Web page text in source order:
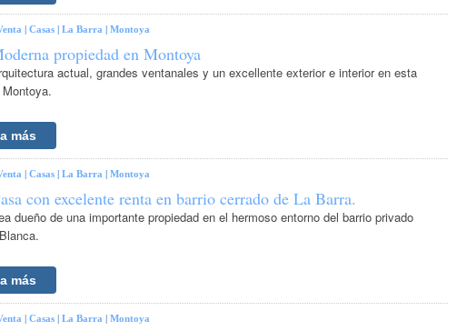
Casas La Barra Montoya
propiedad en Montoya
actual, grandes ventanales y un excellente exterior e interior en esta
más
Casas La Barra Montoya
con excelente renta en barrio cerrado de La Barra.
dueño de una importante propiedad en el hermoso entorno del barrio privado
más
Casas La Barra Montoya